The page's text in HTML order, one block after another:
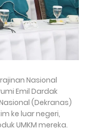
Nasional
Emil Dardak
(Dekranas)
ke luar negeri,
UMKM mereka.